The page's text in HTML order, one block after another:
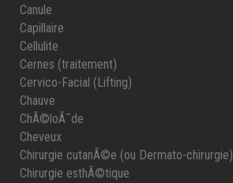
Canule
Capillaire
Cellulite
Cernes (traitement)
Cervico-Facial (Lifting)
Chauve
ChÃ©loÃ¯de
Cheveux
Chirurgie cutanÃ©e (ou Dermato-chirurgie)
Chirurgie esthÃ©tique